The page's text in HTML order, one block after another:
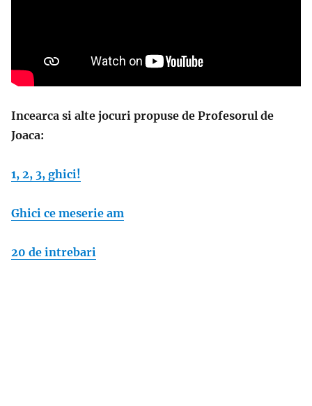
Incearca si alte jocuri propuse de Profesorul de
Joaca:
1, 2, 3, ghici!
Ghici ce meserie am
20 de intrebari